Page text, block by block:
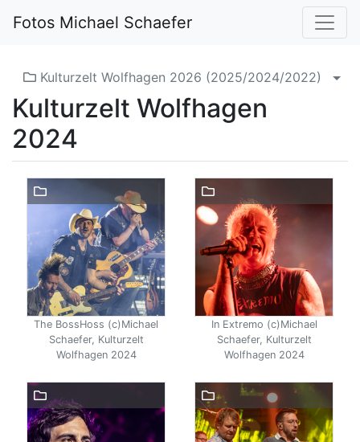
Fotos Michael Schaefer
Kulturzelt Wolfhagen 2026 (2025/2024/2022)
Kulturzelt Wolfhagen
2024
The BossHoss (c)Michael
Schaefer, Kulturzelt
Wolfhagen 2024
In Extremo (c)Michael
Schaefer, Kulturzelt
Wolfhagen 2024